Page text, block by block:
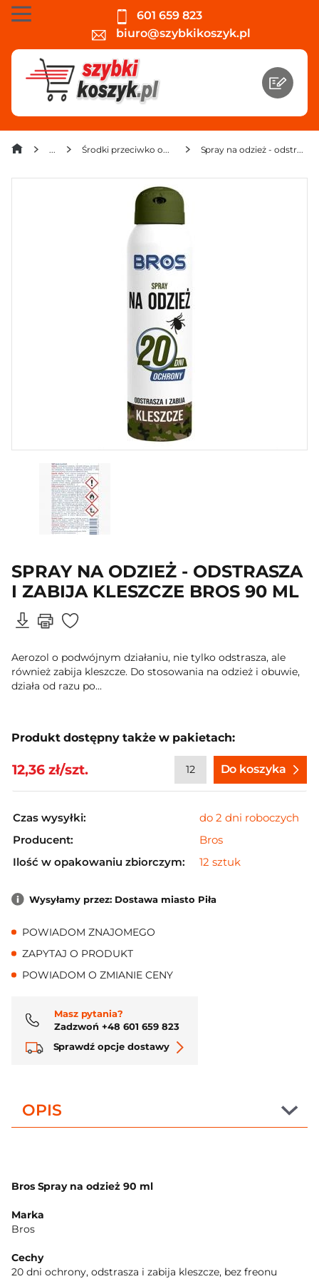
601 659 823
biuro@szybkikoszyk.pl
Środki przeciwko owadom, gryzoniom, kretom Spray na odzież - odstrasza i zabija kleszcze Bros 90 ml
SPRAY NA ODZIEŻ - ODSTRASZA
I ZABIJA KLESZCZE BROS 90 ML
Aerozol o podwójnym działaniu, nie tylko odstrasza, ale
również zabija kleszcze. Do stosowania na odzież i obuwie,
działa od razu po...
Produkt dostępny także w pakietach:
12,36 zł/szt. Do koszyka
Czas wysyłki:
do 2 dni roboczych
Producent:
Bros
Ilość w opakowaniu zbiorczym:
12 sztuk
Wysyłamy przez: Dostawa miasto Piła
POWIADOM ZNAJOMEGO
ZAPYTAJ O PRODUKT
POWIADOM O ZMIANIE CENY
Masz pytania?
Zadzwoń +48 601 659 823
Sprawdź opcje dostawy
OPIS
Bros Spray na odzież 90 ml
Marka
Bros
Cechy
20 dni ochrony, odstrasza i zabija kleszcze, bez freonu